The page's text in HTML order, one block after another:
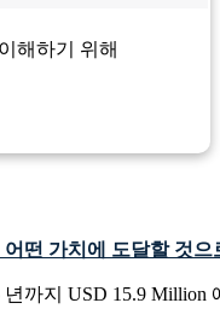
해하기 위해
떤 가치에 도달할 것으
까지 USD 15.9 Million